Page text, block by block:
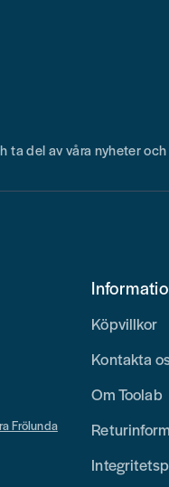
ta del av våra nyheter
Frölunda
Köpvillkor
Kontakta
Om Toolab